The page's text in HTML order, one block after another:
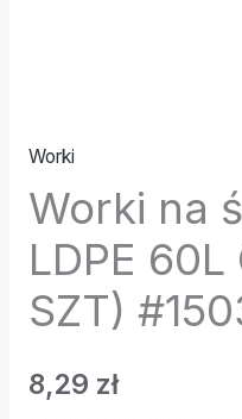
Worki
Worki na
LDPE 60L
SZT)
8,29 zł